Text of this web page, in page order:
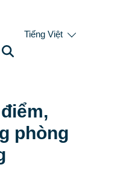
Tiếng Việt
phòng